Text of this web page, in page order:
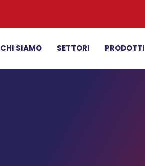
CHI SIAMO SETTORI PRODOTTI